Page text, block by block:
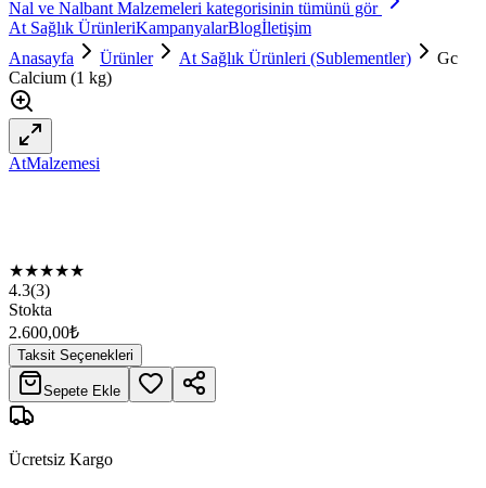
Nal ve Nalbant Malzemeleri kategorisinin tümünü gör
At Sağlık ÜrünleriKampanyalarBlogİletişim
Anasayfa
Ürünler At Sağlık Ürünleri (Sublementler)
Gc
Calcium (1 kg)
AtMalzemesi
★★★★★
4.3(3)
Stokta
2.600,00₺
Taksit Seçenekleri
Sepete Ekle
Ücretsiz Kargo